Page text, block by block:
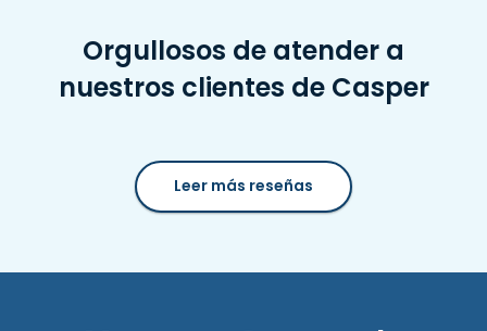
Orgullosos de atender a
nuestros clientes de Casper
Leer más reseñas